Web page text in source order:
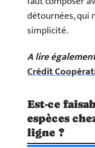
détournées, qui
simplicité.
A lire
Crédit
Est-ce
espèces
ligne ?